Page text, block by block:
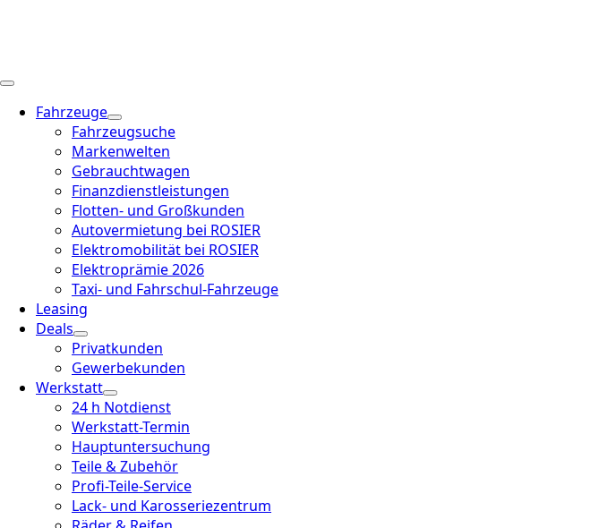
Fahrzeuge
Fahrzeugsuche
Markenwelten
Gebrauchtwagen
Finanzdienstleistungen
Flotten- und Großkunden
Autovermietung bei ROSIER
Elektromobilität bei ROSIER
Elektroprämie 2026
Taxi- und Fahrschul-Fahrzeuge
Leasing
Deals
Privatkunden
Gewerbekunden
Werkstatt
24 h Notdienst
Werkstatt-Termin
Hauptuntersuchung
Teile & Zubehör
Profi-Teile-Service
Lack- und Karosseriezentrum